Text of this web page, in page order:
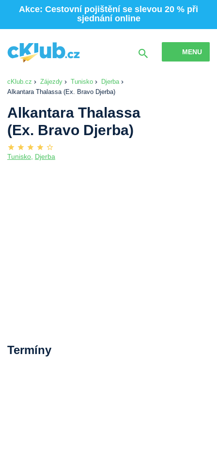
Akce: Cestovní pojištění se slevou 20 % při
sjednání online
MENU
cKlub.cz Zájezdy Tunisko
Djerba
Alkantara Thalassa (Ex. Bravo Djerba)
Alkantara Thalassa
(Ex. Bravo Djerba)
Tunisko, Djerba
Termíny